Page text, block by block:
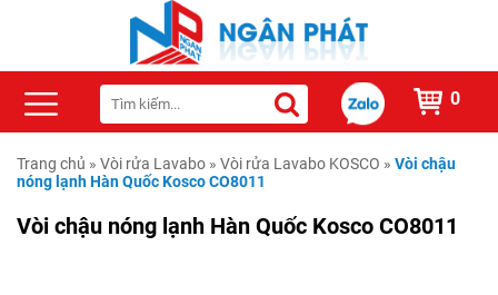
0
Trang chủ » Vòi rửa Lavabo » Vòi rửa Lavabo KOSCO » Vòi chậu
nóng lạnh Hàn Quốc Kosco CO8011
Vòi chậu nóng lạnh Hàn Quốc Kosco CO8011